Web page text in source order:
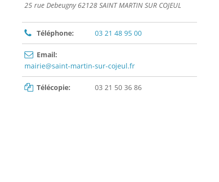
25 rue Debeugny 62128 SAINT MARTIN SUR COJEUL
Téléphone: 03 21 48 95 00
Email:
mairie@saint-martin-sur-cojeul.fr
Télécopie: 03 21 50 36 86